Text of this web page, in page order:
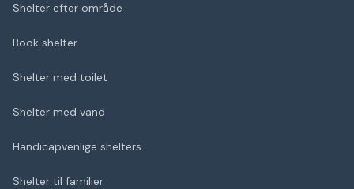
Shelter efter område
Book shelter
Shelter med toilet
Shelter med vand
Handicapvenlige shelters
Shelter til familier